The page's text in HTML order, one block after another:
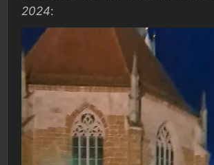
2024:
Video-
Player